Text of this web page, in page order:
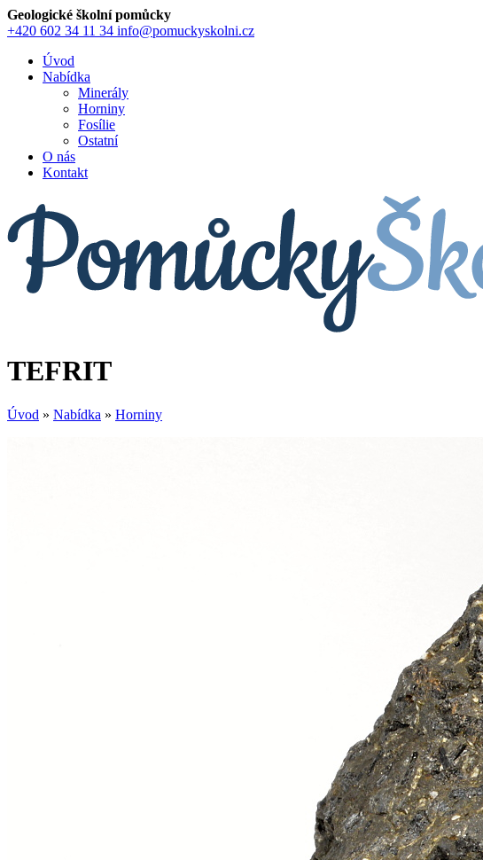
Geologické školní pomůcky
+420 602 34 11 34 info@pomuckyskolni.cz
Úvod
Nabídka
Minerály
Horniny
Fosílie
Ostatní
O nás
Kontakt
TEFRIT
Úvod » Nabídka » Horniny